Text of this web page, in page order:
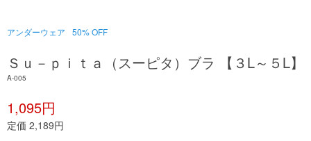
アンダーウェア 50% OFF
Ｓｕ－ｐｉｔａ（スーピタ）ブラ 【３L～５L】
A-005
1,095円
定価 2,189円